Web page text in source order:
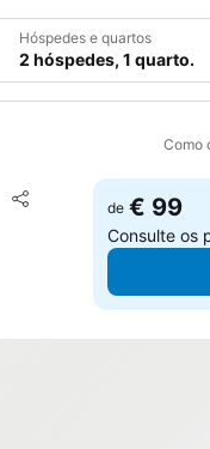
Hóspedes e quartos
2 hóspedes, 1 quarto.
Como
Partilhar
Adicionar aos
de € 99
Consulte os